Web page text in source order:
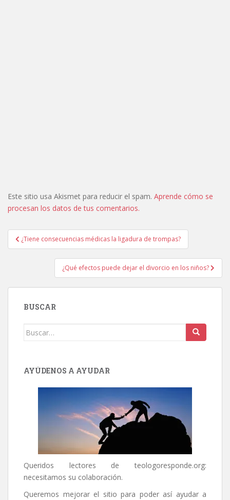
Este sitio usa Akismet para reducir el spam. Aprende cómo se
procesan los datos de tus comentarios.
Navegación
de
entradas
¿Tiene consecuencias médicas la ligadura de trompas?
¿Qué efectos puede dejar el divorcio en los niños?
BUSCAR
Buscar:
AYÚDENOS A AYUDAR
Queridos lectores de teologoresponde.org:
necesitamos su colaboración.
Queremos mejorar el sitio para poder así ayudar a